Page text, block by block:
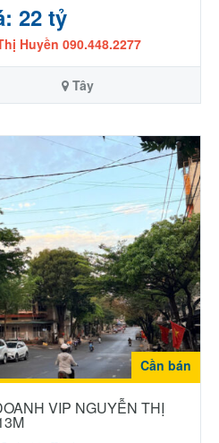
22 tỷ
Huyền 090.448.2277
Tây
Cần bán
VIP NGUYỄN THỊ